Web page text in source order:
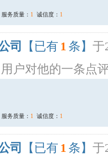
服务质量： 1 诚信度： 1
司 【已有 1 条】 于
用户对他的一条点
服务质量： 1 诚信度： 1
司 【已有 1 条】 于